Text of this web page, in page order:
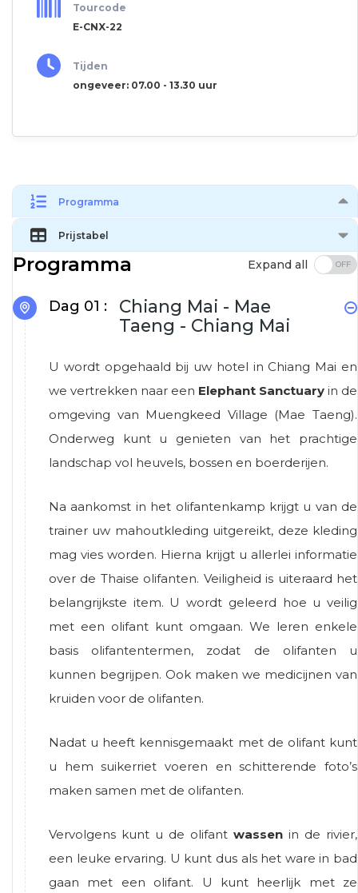
Tourcode
E-CNX-22
Tijden
ongeveer: 07.00 - 13.30 uur
Programma
Prijstabel
Programma Expand all
Dag 01 :
Chiang Mai - Mae
Taeng - Chiang Mai
U wordt opgehaald bij uw hotel in Chiang Mai en
we vertrekken naar een Elephant Sanctuary in de
omgeving van Muengkeed Village (Mae Taeng).
Onderweg kunt u genieten van het prachtige
landschap vol heuvels, bossen en boerderijen.
Na aankomst in het olifantenkamp krijgt u van de
trainer uw mahoutkleding uitgereikt, deze kleding
mag vies worden. Hierna krijgt u allerlei informatie
over de Thaise olifanten. Veiligheid is uiteraard het
belangrijkste item. U wordt geleerd hoe u veilig
met een olifant kunt omgaan. We leren enkele
basis olifantentermen, zodat de olifanten u
kunnen begrijpen. Ook maken we medicijnen van
kruiden voor de olifanten.
Nadat u heeft kennisgemaakt met de olifant kunt
u hem suikerriet voeren en schitterende foto’s
maken samen met de olifanten.
Vervolgens kunt u de olifant wassen in de rivier,
een leuke ervaring. U kunt dus als het ware in bad
gaan met een olifant. U kunt heerlijk met ze